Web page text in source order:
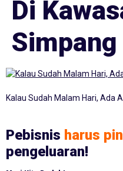
Di
Simpang
Kalau Sudah Malam Hari, Ada
Pebisnis harus
pengeluaran!